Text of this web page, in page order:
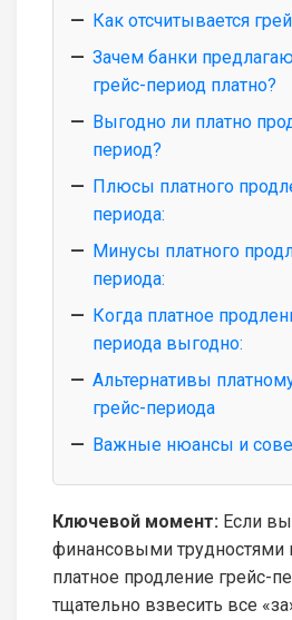
Как отсчитывается
Зачем банки
грейс-период платно?
Выгодно ли платно
период?
Плюсы платного
периода:
Минусы платного
периода:
Когда платное
периода выгодно:
Альтернативы
грейс-периода
Важные нюансы и
Ключевой момент: Если
финансовыми трудностями
платное продление грейс-
тщательно взвесить все